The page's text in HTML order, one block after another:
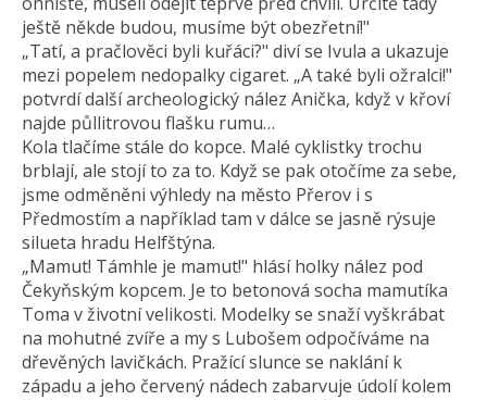
ještě někde budou, musíme být obezřetní!"
„Tatí, a pračlověci byli kuřáci?" diví se Ivula a ukazuje
mezi popelem nedopalky cigaret. „A také byli ožralci!"
potvrdí další archeologický nález Anička, když v křoví
najde půllitrovou flašku rumu…
Kola tlačíme stále do kopce. Malé cyklistky trochu
brblají, ale stojí to za to. Když se pak otočíme za sebe,
jsme odměněni výhledy na město Přerov i s
Předmostím a například tam v dálce se jasně rýsuje
silueta hradu Helfštýna.
„Mamut! Támhle je mamut!" hlásí holky nález pod
Čekyňským kopcem. Je to betonová socha mamutíka
Toma v životní velikosti. Modelky se snaží vyškrábat
na mohutné zvíře a my s Lubošem odpočíváme na
dřevěných lavičkách. Pražící slunce se naklání k
západu a jeho červený nádech zabarvuje údolí kolem